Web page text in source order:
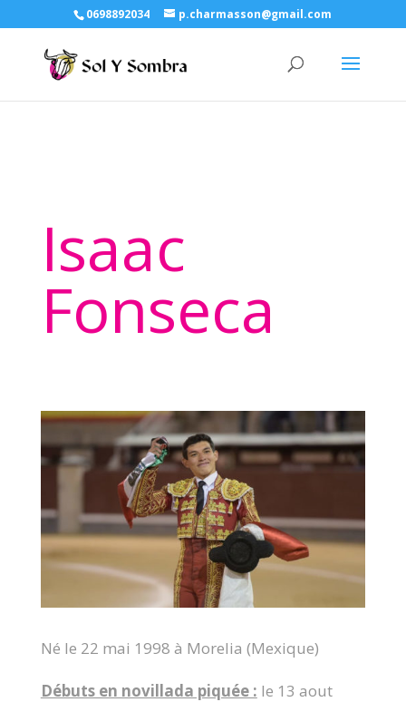
0698892034 p.charmasson@gmail.com
Isaac
Fonseca
Né le 22 mai 1998 à Morelia (Mexique)
Débuts en novillada piquée : le 13 aout